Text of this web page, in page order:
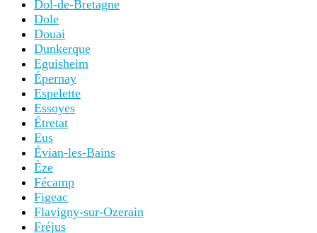
Dol-de-Bretagne
Dole
Douai
Dunkerque
Eguisheim
Épernay
Espelette
Essoyes
Étretat
Eus
Évian-les-Bains
Èze
Fécamp
Figeac
Flavigny-sur-Ozerain
Fréjus